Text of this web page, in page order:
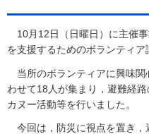
10月12日（日曜日）に主催
を支援するためのボランティア
当所のボランティアに興味
わせて18人が集まり，避難経
カヌー活動等を行いました。
今回は，防災に視点を置き